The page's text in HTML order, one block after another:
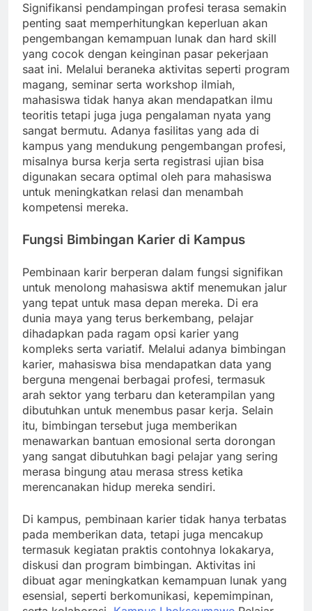
Signifikansi pendampingan profesi terasa semakin
penting saat memperhitungkan keperluan akan
pengembangan kemampuan lunak dan hard skill
yang cocok dengan keinginan pasar pekerjaan
saat ini. Melalui beraneka aktivitas seperti program
magang, seminar serta workshop ilmiah,
mahasiswa tidak hanya akan mendapatkan ilmu
teoritis tetapi juga juga pengalaman nyata yang
sangat bermutu. Adanya fasilitas yang ada di
kampus yang mendukung pengembangan profesi,
misalnya bursa kerja serta registrasi ujian bisa
digunakan secara optimal oleh para mahasiswa
untuk meningkatkan relasi dan menambah
kompetensi mereka.
Fungsi Bimbingan Karier di Kampus
Pembinaan karir berperan dalam fungsi signifikan
untuk menolong mahasiswa aktif menemukan jalur
yang tepat untuk masa depan mereka. Di era
dunia maya yang terus berkembang, pelajar
dihadapkan pada ragam opsi karier yang
kompleks serta variatif. Melalui adanya bimbingan
karier, mahasiswa bisa mendapatkan data yang
berguna mengenai berbagai profesi, termasuk
arah sektor yang terbaru dan keterampilan yang
dibutuhkan untuk menembus pasar kerja. Selain
itu, bimbingan tersebut juga memberikan
menawarkan bantuan emosional serta dorongan
yang sangat dibutuhkan bagi pelajar yang sering
merasa bingung atau merasa stress ketika
merencanakan hidup mereka sendiri.
Di kampus, pembinaan karier tidak hanya terbatas
pada memberikan data, tetapi juga mencakup
termasuk kegiatan praktis contohnya lokakarya,
diskusi dan program bimbingan. Aktivitas ini
dibuat agar meningkatkan kemampuan lunak yang
esensial, seperti berkomunikasi, kepemimpinan,